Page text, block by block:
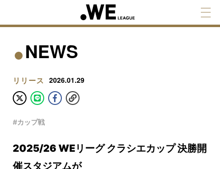
NEWS
リリース 2026.01.29
#カップ戦
2025/26 WEリーグ クラシエカップ 決勝開
催スタジアムが